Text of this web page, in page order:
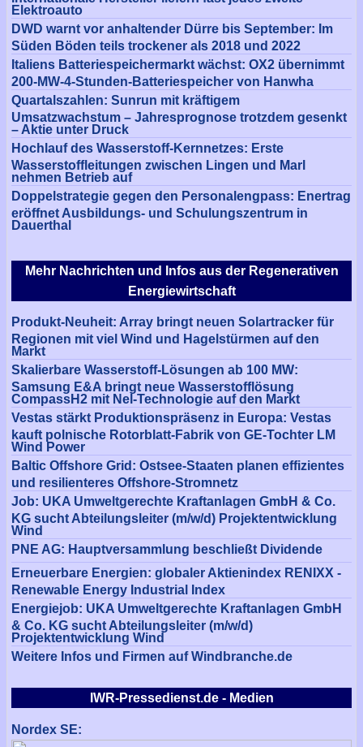
Mehr Nachrichten und Infos aus der Regenerativen
Energiewirtschaft
Produkt-Neuheit: Array bringt neuen Solartracker für
Regionen mit viel Wind und Hagelstürmen auf den
Markt
Skalierbare Wasserstoff-Lösungen ab 100 MW:
Samsung E&A bringt neue Wasserstofflösung
CompassH2 mit Nel-Technologie auf den Markt
Vestas stärkt Produktionspräsenz in Europa: Vestas
kauft polnische Rotorblatt-Fabrik von GE-Tochter LM
Wind Power
Baltic Offshore Grid: Ostsee-Staaten planen effizientes
und resilienteres Offshore-Stromnetz
Job: UKA Umweltgerechte Kraftanlagen GmbH & Co.
KG sucht Abteilungsleiter (m/w/d) Projektentwicklung
Wind
PNE AG: Hauptversammlung beschließt Dividende
Erneuerbare Energien: globaler Aktienindex RENIXX -
Renewable Energy Industrial Index
Energiejob: UKA Umweltgerechte Kraftanlagen GmbH
& Co. KG sucht Abteilungsleiter (m/w/d)
Projektentwicklung Wind
Weitere Infos und Firmen auf Windbranche.de
IWR-Pressedienst.de - Medien
Nordex SE:
Elektroauto
DWD warnt vor anhaltender Dürre bis September: Im
Süden Böden teils trockener als 2018 und 2022
Italiens Batteriespeichermarkt wächst: OX2 übernimmt
200-MW-4-Stunden-Batteriespeicher von Hanwha
Quartalszahlen: Sunrun mit kräftigem
Umsatzwachstum – Jahresprognose trotzdem gesenkt
– Aktie unter Druck
Hochlauf des Wasserstoff-Kernnetzes: Erste
Wasserstoffleitungen zwischen Lingen und Marl
nehmen Betrieb auf
Doppelstrategie gegen den Personalengpass: Enertrag
eröffnet Ausbildungs- und Schulungszentrum in
Dauerthal